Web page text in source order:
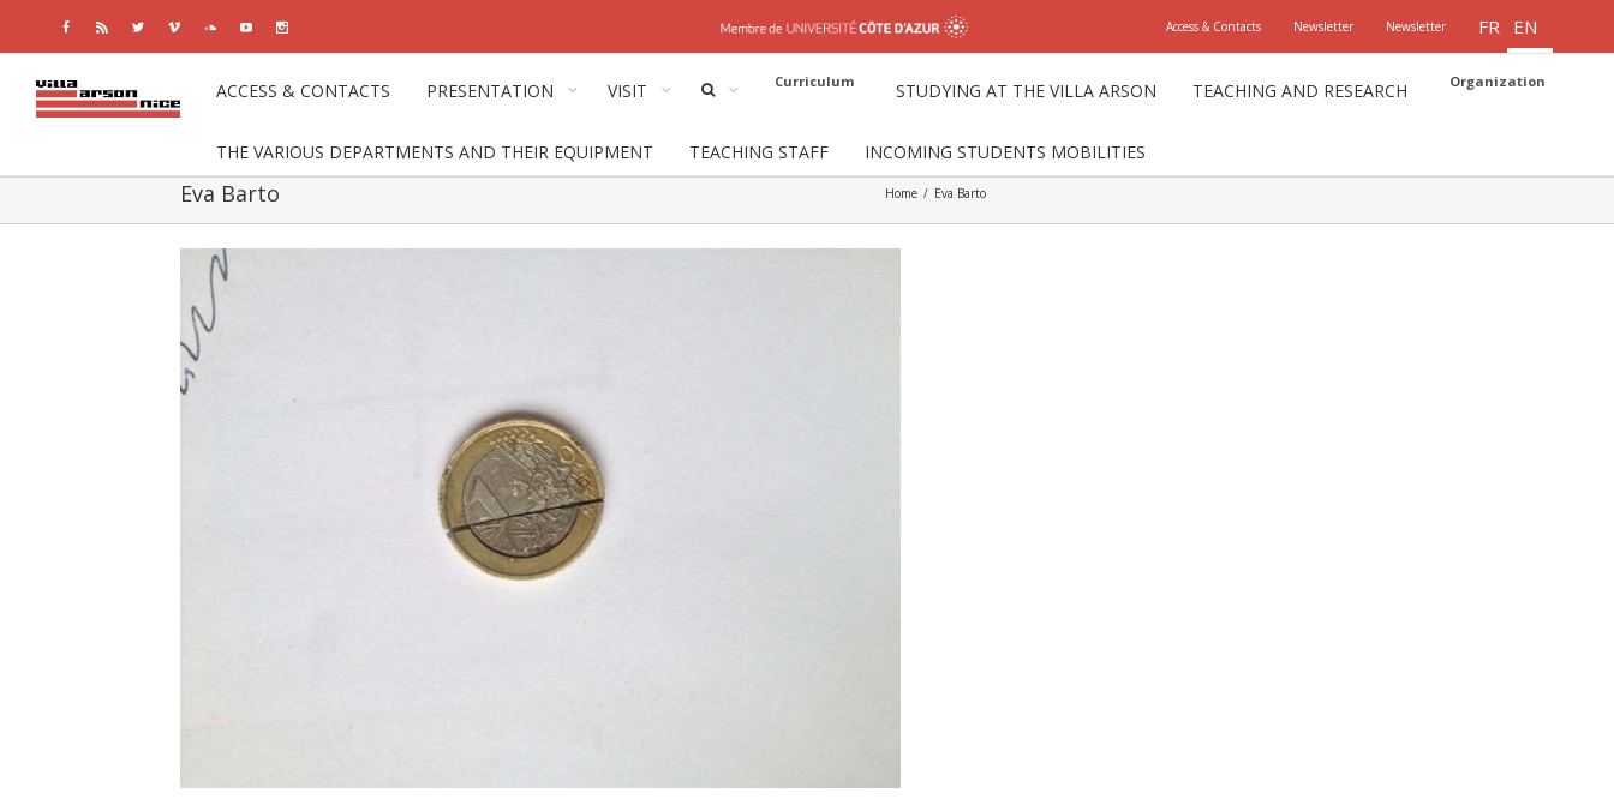
FacebookRss Twitter Vimeo SoundcloudYoutube Access & Contacts Newsletter Newsletter FR EN
ACCESS & CONTACTS PRESENTATION VISIT Curriculum STUDYING AT THE VILLA ARSON TEACHING AND RESEARCH Organization
THE VARIOUS DEPARTMENTS AND THEIR EQUIPMENT TEACHING STAFF INCOMING STUDENTS MOBILITIES
Eva Barto Home / Eva Barto
View
Larger
Image